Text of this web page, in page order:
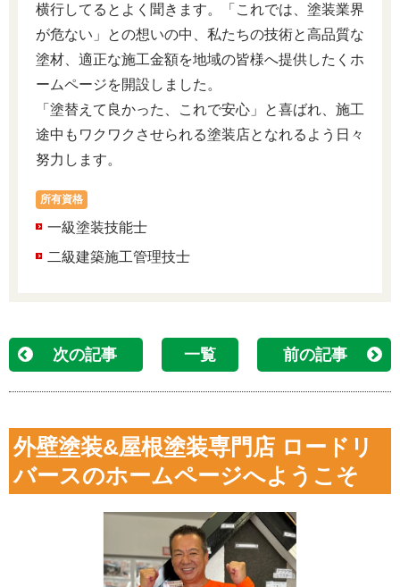
横行してるとよく聞きます。「これでは、塗装業界
が危ない」との想いの中、私たちの技術と高品質な
塗材、適正な施工金額を地域の皆様へ提供したくホ
ームページを開設しました。
「塗替えて良かった、これで安心」と喜ばれ、施工
途中もワクワクさせられる塗装店となれるよう日々
努力します。
所有資格
一級塗装技能士
二級建築施工管理技士
次の記事 一覧 前の記事
外壁塗装&屋根塗装専門店 ロードリ
バースのホームページへようこそ